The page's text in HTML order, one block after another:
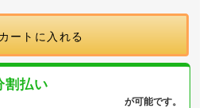
カートに入れる
割払い
が可能です。